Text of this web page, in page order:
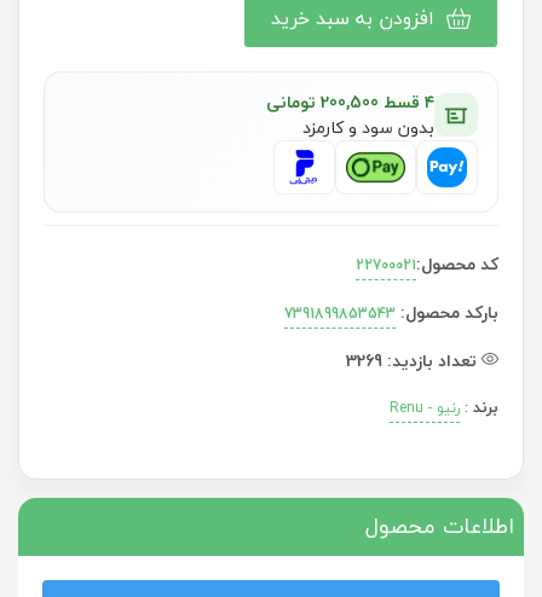
افزودن به سبد خرید
۴ قسط 200,500 تومانی
بدون سود و کارمزد
برند: رنیو - Renu
کد محصول:22700021
بارکد محصول: 7391899853543
تعداد بازدید: 3269
اطلاعات محصول